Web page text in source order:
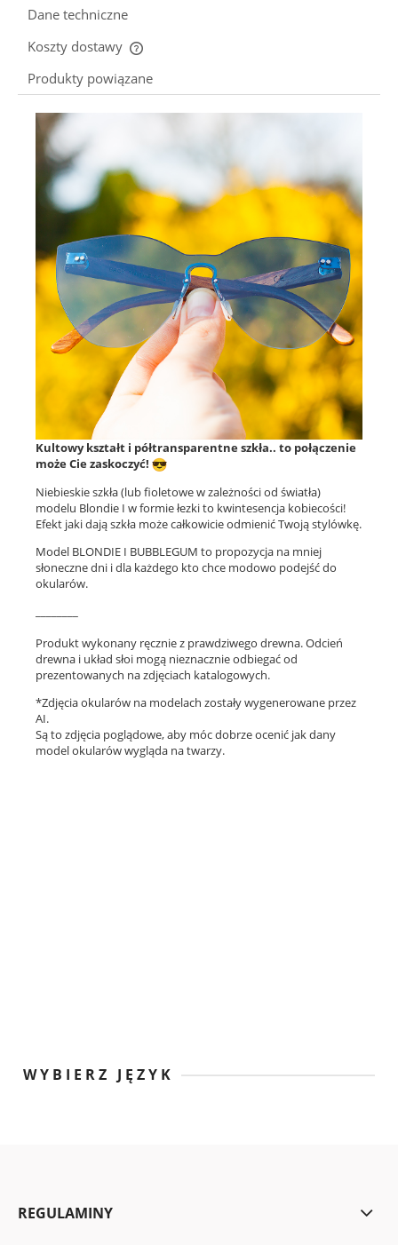
Dane techniczne
Koszty dostawy
Cena nie zawiera ewentualnych kosztów płatności
Produkty powiązane
Kultowy kształt i półtransparentne szkła.. to połączenie
może Cie zaskoczyć!
Niebieskie szkła (lub fioletowe w zależności od światła)
modelu Blondie I w formie łezki to kwintesencja kobiecości!
Efekt jaki dają szkła może całkowicie odmienić Twoją stylówkę.
Model BLONDIE I BUBBLEGUM to propozycja na mniej
słoneczne dni i dla każdego kto chce modowo podejść do
okularów.
Produkt wykonany ręcznie z prawdziwego drewna. Odcień
drewna i układ słoi mogą nieznacznie odbiegać od
prezentowanych na zdjęciach katalogowych.
*Zdjęcia okularów na modelach zostały wygenerowane przez
AI.
Są to zdjęcia poglądowe, aby móc dobrze ocenić jak dany
model okularów wygląda na twarzy.
WYBIERZ JĘZYK
REGULAMINY